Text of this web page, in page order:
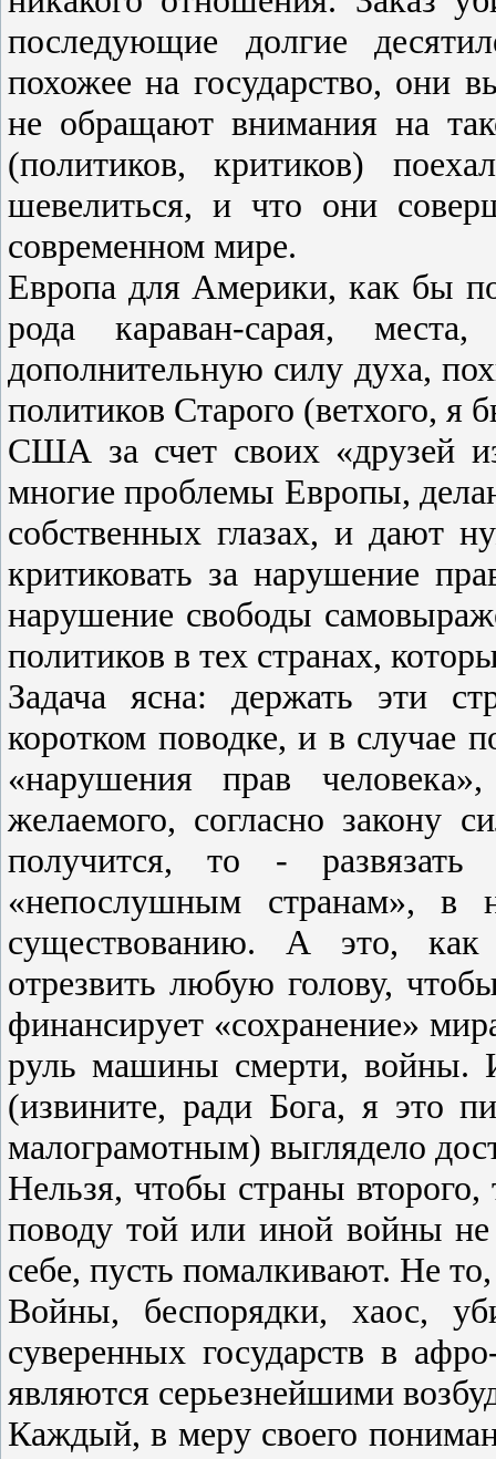
последующие долгие
похожее на государство, они
не обращают внимания на
(политиков, критиков)
шевелиться, и что они
современном мире.
Европа для Америки, как бы
рода караван-сарая,
дополнительную силу духа,
политиков Старого (ветхого, я
США за счет своих «друзей
многие проблемы Европы,
собственных глазах, и дают
критиковать за нарушение
нарушение свободы
политиков в тех странах,
Задача ясна: держать эти
коротком поводке, и в случае
«нарушения прав
желаемого, согласно закону
получится, то -
«непослушным странам»,
существованию. А это,
отрезвить любую голову,
финансирует «сохранение»
руль машины смерти, войны.
(извините, ради Бога, я это
малограмотным) выглядело
Нельзя, чтобы страны
поводу той или иной войны
себе, пусть помалкивают. Не
Войны, беспорядки, хаос,
суверенных государств в
являются серьезнейшими
Каждый, в меру своего